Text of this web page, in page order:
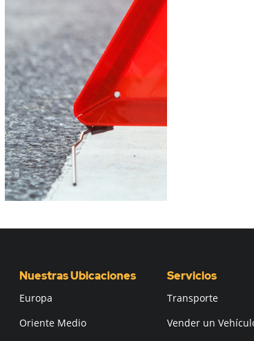
Nuestras Ubicaciones
Europa
Oriente Medio
Servicios
Transporte
Vender un